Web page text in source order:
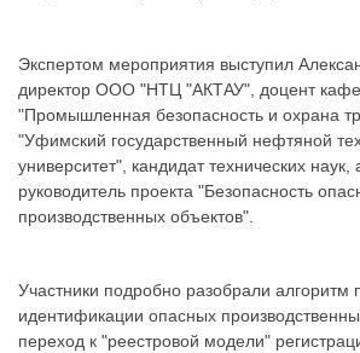
Экспертом мероприятия выступил
директор ООО "НТЦ "АКТАУ", доцент
"Промышленная безопасность и охрана
"Уфимский государственный нефтяной
университет", кандидат технических наук,
руководитель проекта "Безопасность
производственных объектов".
Участники подробно разобрали алгоритм
идентификации опасных
переход к "реестровой модели"